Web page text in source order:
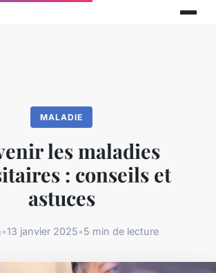
MALADIE
les maladies
: conseils et
astuces
•13 janvier 2025•5 min de lecture